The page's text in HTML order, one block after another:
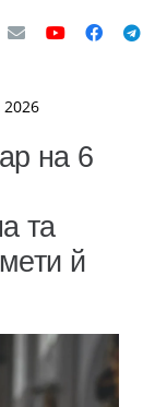
2026
на 6
та
й